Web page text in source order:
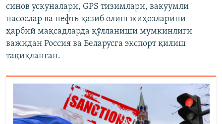
синов ускуналари, GPS тизимлари, вакуумли
насослар ва нефть қазиб олиш жиҳозларини
ҳарбий мақсадларда қўлланиши мумкинлиги
важидан Россия ва Беларусга экспорт қилиш
тақиқланган.